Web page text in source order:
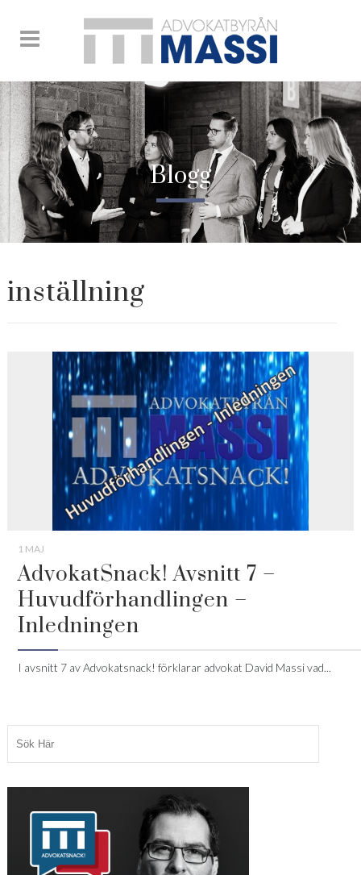
Blogg
inställning
1 MAJ
AdvokatSnack! Avsnitt 7 –
Huvudförhandlingen –
Inledningen
I avsnitt 7 av Advokatsnack! förklarar advokat David Massi vad...